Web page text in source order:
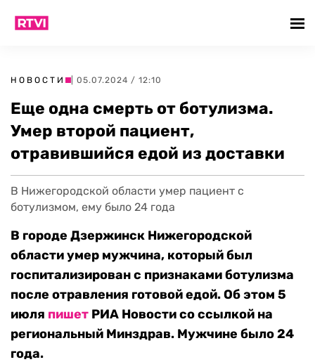
НОВОСТИ | 05.07.2024 / 12:10
Еще одна смерть от ботулизма.
Умер второй пациент,
отравившийся едой из доставки
В Нижегородской области умер пациент с
ботулизмом, ему было 24 года
В городе Дзержинск Нижегородской
области умер мужчина, который был
госпитализирован с признаками ботулизма
после отравления готовой едой. Об этом 5
июля пишет РИА Новости со ссылкой на
региональный Минздрав. Мужчине было 24
года.